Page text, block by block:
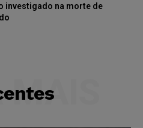
investigado na morte de
MAIS